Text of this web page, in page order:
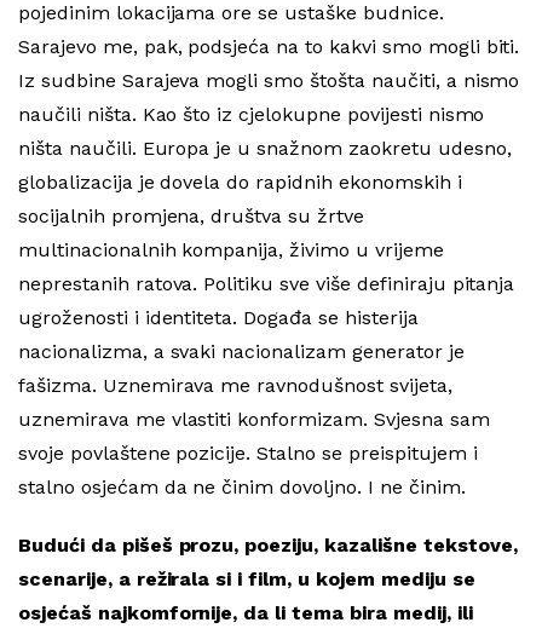
pojedinim lokacijama ore se ustaške budnice.
Sarajevo me, pak, podsjeća na to kakvi smo mogli biti.
Iz sudbine Sarajeva mogli smo štošta naučiti, a nismo
naučili ništa. Kao što iz cjelokupne povijesti nismo
ništa naučili. Europa je u snažnom zaokretu udesno,
globalizacija je dovela do rapidnih ekonomskih i
socijalnih promjena, društva su žrtve
multinacionalnih kompanija, živimo u vrijeme
neprestanih ratova. Politiku sve više definiraju pitanja
ugroženosti i identiteta. Događa se histerija
nacionalizma, a svaki nacionalizam generator je
fašizma. Uznemirava me ravnodušnost svijeta,
uznemirava me vlastiti konformizam. Svjesna sam
svoje povlaštene pozicije. Stalno se preispitujem i
stalno osjećam da ne činim dovoljno. I ne činim.
Budući da pišeš prozu, poeziju, kazališne tekstove,
scenarije, a režirala si i film, u kojem mediju se
osjećaš najkomfornije, da li tema bira medij, ili